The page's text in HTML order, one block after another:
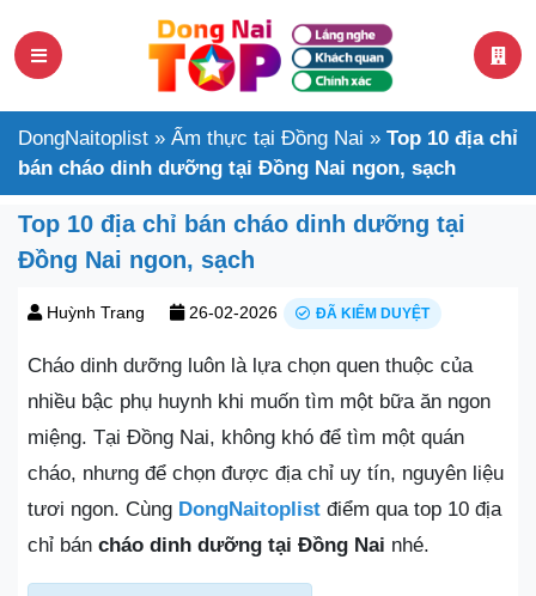
DongNaitoplist » Ẩm thực tại Đồng Nai » Top 10 địa chỉ
bán cháo dinh dưỡng tại Đồng Nai ngon, sạch
Top 10 địa chỉ bán cháo dinh dưỡng tại
Đồng Nai ngon, sạch
Huỳnh Trang 26-02-2026 ĐÃ KIỂM DUYỆT
Cháo dinh dưỡng luôn là lựa chọn quen thuộc của
nhiều bậc phụ huynh khi muốn tìm một bữa ăn ngon
miệng. Tại Đồng Nai, không khó để tìm một quán
cháo, nhưng để chọn được địa chỉ uy tín, nguyên liệu
tươi ngon. Cùng DongNaitoplist điểm qua top 10 địa
chỉ bán cháo dinh dưỡng tại Đồng Nai nhé.